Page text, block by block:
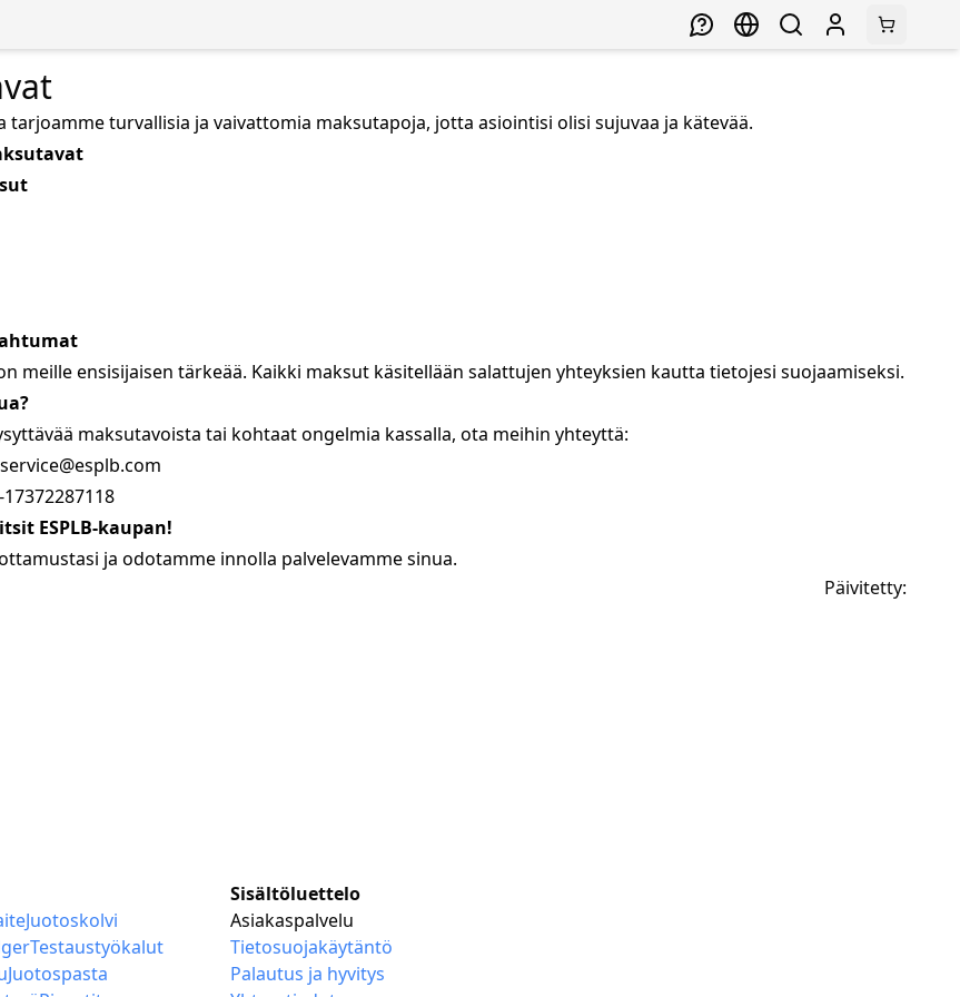
tarjoamme turvallisia ja vaivattomia maksutapoja, jotta asiointisi olisi sujuvaa ja kätevää.
meille ensisijaisen tärkeää. Kaikki maksut käsitellään salattujen yhteyksien kautta tietojesi suojaamiseksi.
maksutavoista tai kohtaat ongelmia kassalla, ota meihin yhteyttä:
17372287118
ESPLB-kaupan!
ja odotamme innolla palvelevamme sinua.
Päivitetty:
Juotoskolvi
Testaustyökalut
Juotospasta
Sisältöluettelo
Asiakaspalvelu
Tietosuojakäytäntö
Palautus ja hyvitys